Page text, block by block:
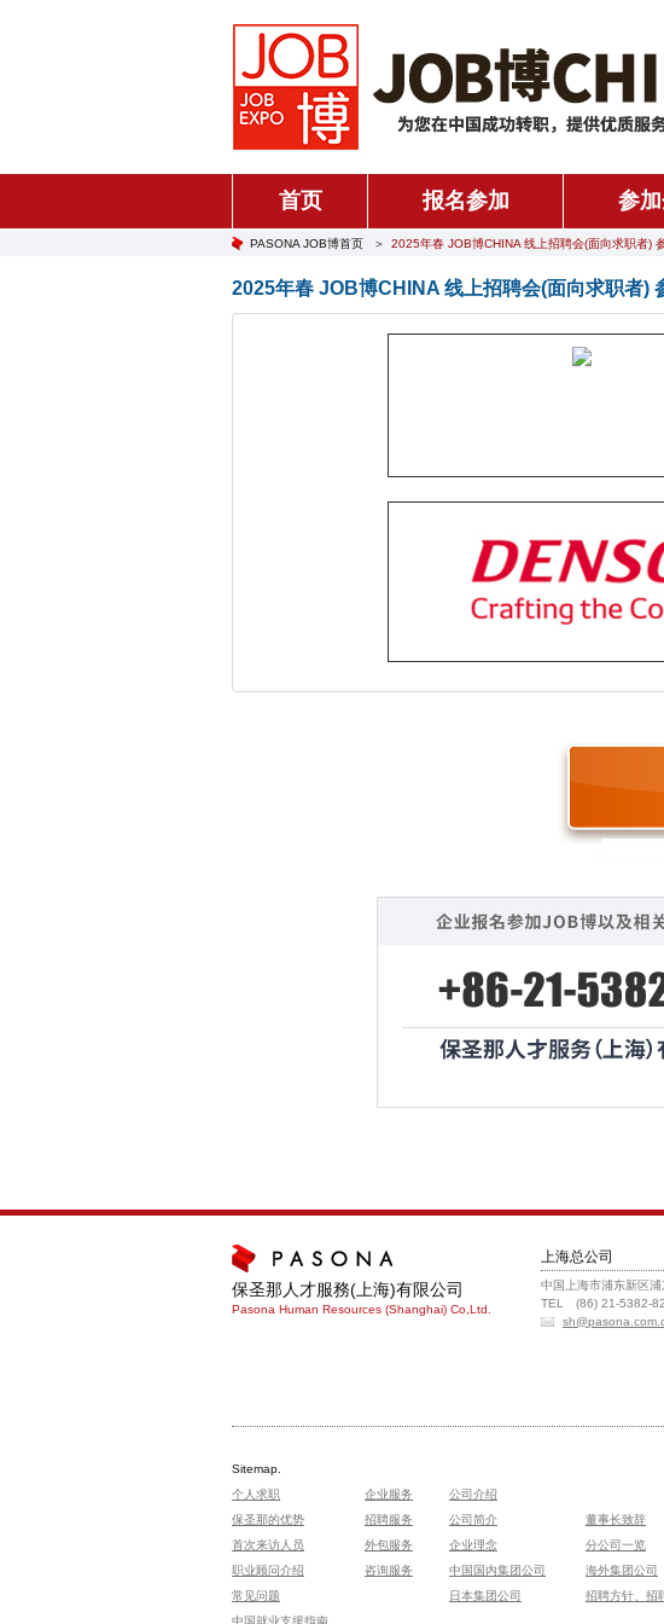
首页 报名参加 参
PASONA JOB博首页 ＞ 2025年春 JOB博CHINA 线上招聘会(面向求职者)
2025年春 JOB博CHINA 线上招聘会(面向求职者)
保圣那人才服務(上海)有限公司
Pasona Human Resources (Shanghai) Co,Ltd.
上海总公司
中国上海市浦东新区
TEL (86) 21-5382-
Sitemap.
个人求职
保圣那的优势
首次来访人员
职业顾问介绍
常见问题
中国就业支援指南
企业服务
招聘服务
外包服务
咨询服务
公司介绍
公司简介
董事长致辞
企业理念
分公司一览
中国国内集团公司
海外集团公司
日本集团公司
招聘方针、招